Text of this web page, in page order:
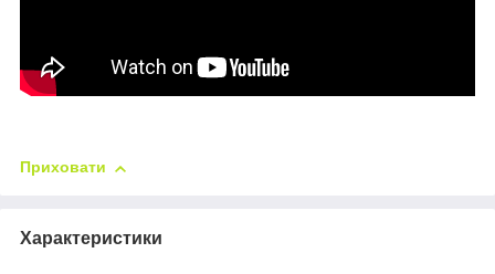
Приховати
Характеристики